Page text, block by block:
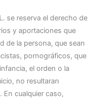
se reserva el derecho de
y aportaciones que
de la persona, que sean
pornográficos, que
el orden o la
no resultaran
En cualquier caso,